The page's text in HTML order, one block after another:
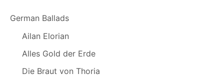
German Ballads
Ailan Elorian
Alles Gold der Erde
Die Braut von Thoria